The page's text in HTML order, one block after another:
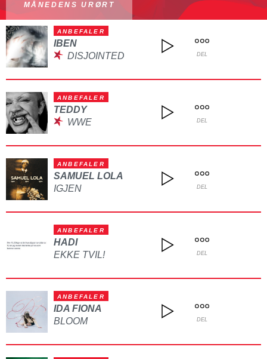
MÅNEDENS URØRT
ANBEFALER
IBEN
DISJOINTED
DEL
ANBEFALER
TEDDY
WWE
DEL
ANBEFALER
SAMUEL LOLA
IGJEN
DEL
ANBEFALER
HADI
EKKE TVIL!
DEL
ANBEFALER
IDA FIONA
BLOOM
DEL